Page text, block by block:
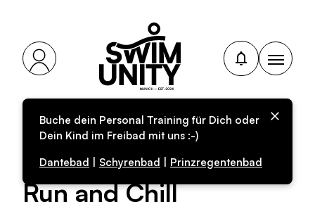
Buche dein Personal Training für Dich oder
Dein Kind im Freibad mit uns :-)
Dantebad
Schyrenbad Prinzregentenbad
Geschützt:
Community-Training x
Run and Chill